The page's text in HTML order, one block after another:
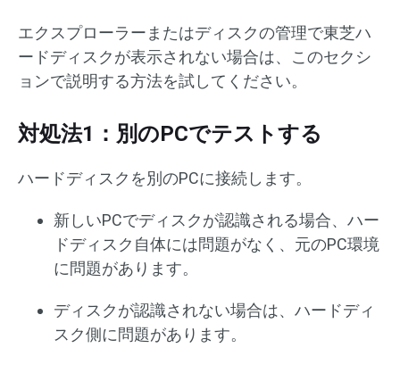
エクスプローラーまたはディスクの管理で東芝ハ
ードディスクが表示されない場合は、このセクシ
ョンで説明する方法を試してください。
対処法1：別のPCでテストする
ハードディスクを別のPCに接続します。
新しいPCでディスクが認識される場合、ハー
ドディスク自体には問題がなく、元のPC環境
に問題があります。
ディスクが認識されない場合は、ハードディ
スク側に問題があります。